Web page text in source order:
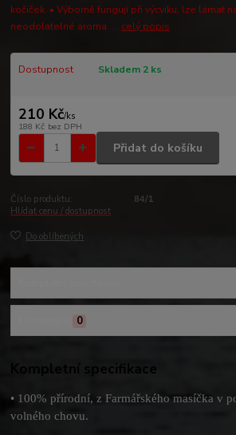
kočiček. • Výborně fungují při výcviku, lze lámat
neodolatelné aroma. ... celý popis
Dostupnost Skladem 2 ks
210 Kč/ks
188 Kč bez DPH
Přidat do košíku
Číslo produktu:
84/1
Hlídat cenu / dostupnost
Do oblíbených
0
Kompletní specifikace
• 100% přírodní, z Farmářského masíčka v
volného chovu.